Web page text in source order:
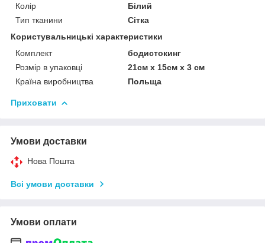
Колір
Білий
Тип тканини
Сітка
Користувальницькі характеристики
Комплект
бодистокинг
Розмір в упаковці
21см х 15см х 3 см
Країна виробництва
Польща
Приховати
Умови доставки
Нова Пошта
Всі умови доставки
Умови оплати